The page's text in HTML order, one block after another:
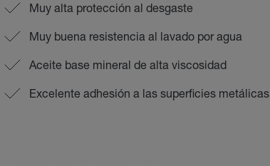
Muy alta protección al desgaste
Muy buena resistencia al lavado por agua
Aceite base mineral de alta viscosidad
Excelente adhesión a las superficies metálicas